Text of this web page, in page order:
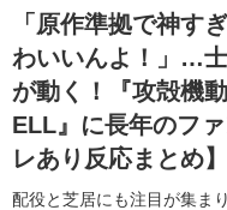
ゲーム
イベント
海外イベント
俳優・タレント
ビジネス
アニメ
書評
ゲーム
動画
アニメ
アニメ！アニメ！TV
連載・コラム
「原作準拠で神す
わいいんよ！」…
が動く！『攻殻機
ELL』に長年のフ
レあり反応まとめ】
配役と芝居にも注目が集ま